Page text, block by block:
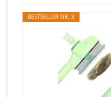
BESTSELLER NR. 3